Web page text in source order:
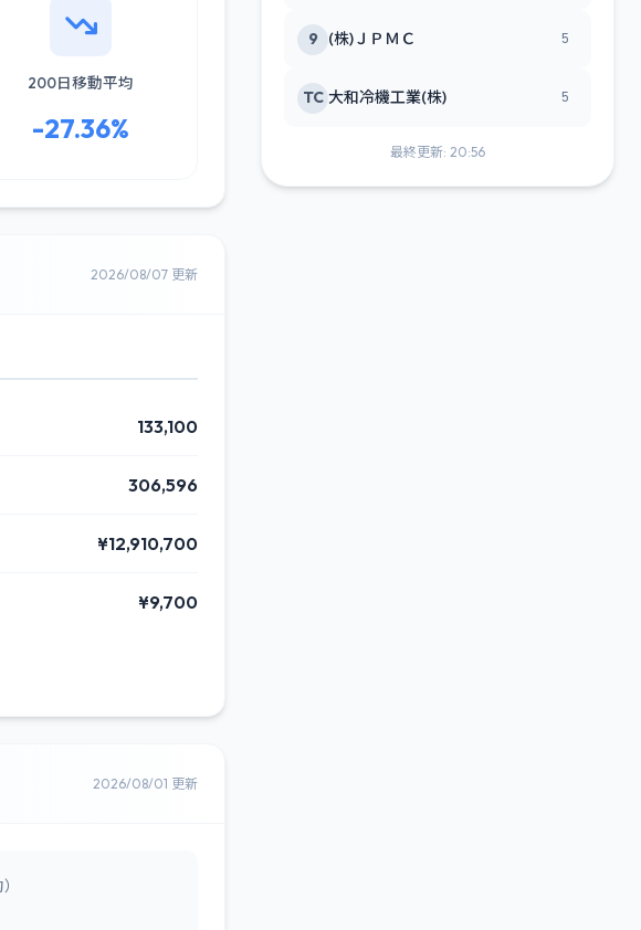
200日移動平均
-27.36%
2026/08/07 更新
133,100
306,596
¥12,910,700
¥9,700
2026/08/01 更新
9 (株)ＪＰＭＣ 5
TC 大和冷機工業(株) 5
最終更新: 20:56